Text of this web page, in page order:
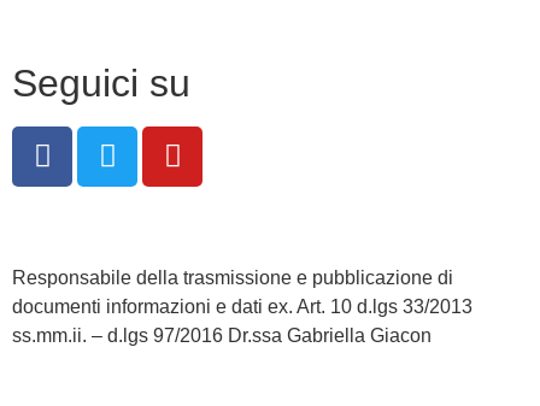
Seguici su
Responsabile della trasmissione e pubblicazione di
documenti informazioni e dati ex. Art. 10 d.lgs 33/2013
ss.mm.ii. – d.lgs 97/2016 Dr.ssa Gabriella Giacon